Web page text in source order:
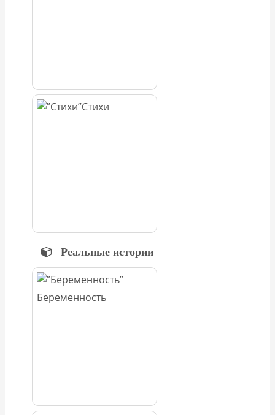
Стихи
Реальные истории
Беременность